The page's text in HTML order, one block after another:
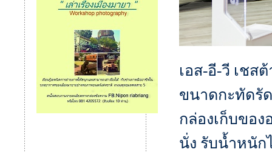
เอส-อี-วี เช
ขนาดกะทัดรั
กล่องเก็บของ
นั่ง รับน้ำหนัก